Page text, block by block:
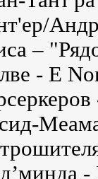
–
- E
-